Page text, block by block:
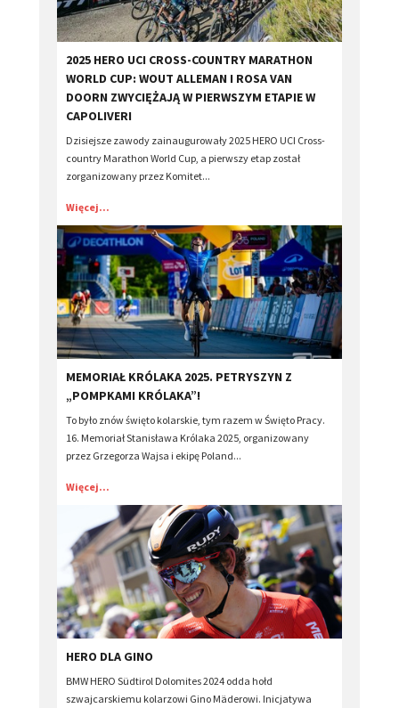
2025 HERO UCI CROSS-COUNTRY MARATHON
WORLD CUP: WOUT ALLEMAN I ROSA VAN
DOORN ZWYCIĘŻAJĄ W PIERWSZYM ETAPIE W
CAPOLIVERI
Dzisiejsze zawody zainaugurowały 2025 HERO UCI Cross-
country Marathon World Cup, a pierwszy etap został
zorganizowany przez Komitet...
Więcej...
​MEMORIAŁ KRÓLAKA 2025. PETRYSZYN Z
„POMPKAMI KRÓLAKA”!
To było znów święto kolarskie, tym razem w Święto Pracy.
16. Memoriał Stanisława Królaka 2025, organizowany
przez Grzegorza Wajsa i ekipę Poland...
Więcej...
​HERO DLA GINO
BMW HERO Südtirol Dolomites 2024 odda hołd
szwajcarskiemu kolarzowi Gino Mäderowi. Inicjatywa